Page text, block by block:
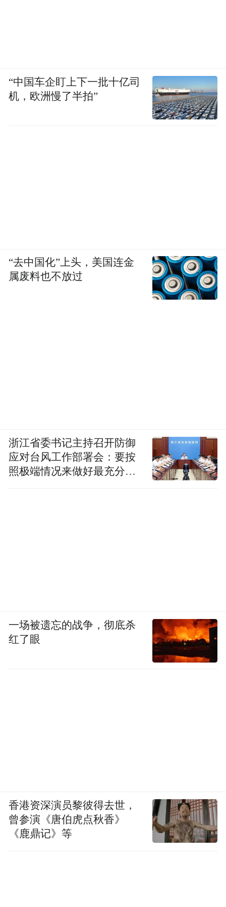
“中国车企盯上下一批十亿司
机，欧洲慢了半拍”
“去中国化”上头，美国连金
属废料也不放过
浙江省委书记主持召开防御
应对台风工作部署会：要按
照极端情况来做好最充分的
一场被遗忘的战争，彻底杀
红了眼
香港资深演员黎彼得去世，
曾参演《唐伯虎点秋香》
《鹿鼎记》等